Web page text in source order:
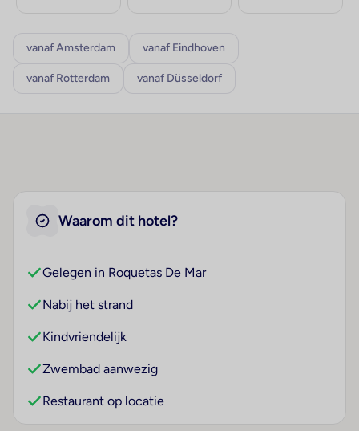
vanaf Amsterdam vanaf Eindhoven
vanaf Rotterdam vanaf Düsseldorf
Waarom dit hotel?
Gelegen in Roquetas De Mar
Nabij het strand
Kindvriendelijk
Zwembad aanwezig
Restaurant op locatie